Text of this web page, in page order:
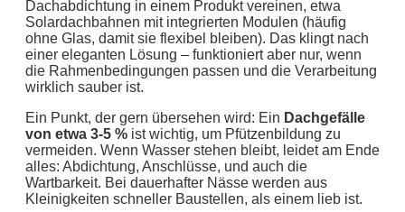
Dachabdichtung in einem Produkt vereinen, etwa
Solardachbahnen mit integrierten Modulen (häufig
ohne Glas, damit sie flexibel bleiben). Das klingt nach
einer eleganten Lösung – funktioniert aber nur, wenn
die Rahmenbedingungen passen und die Verarbeitung
wirklich sauber ist.
Ein Punkt, der gern übersehen wird: Ein Dachgefälle
von etwa 3-5 % ist wichtig, um Pfützenbildung zu
vermeiden. Wenn Wasser stehen bleibt, leidet am Ende
alles: Abdichtung, Anschlüsse, und auch die
Wartbarkeit. Bei dauerhafter Nässe werden aus
Kleinigkeiten schneller Baustellen, als einem lieb ist.